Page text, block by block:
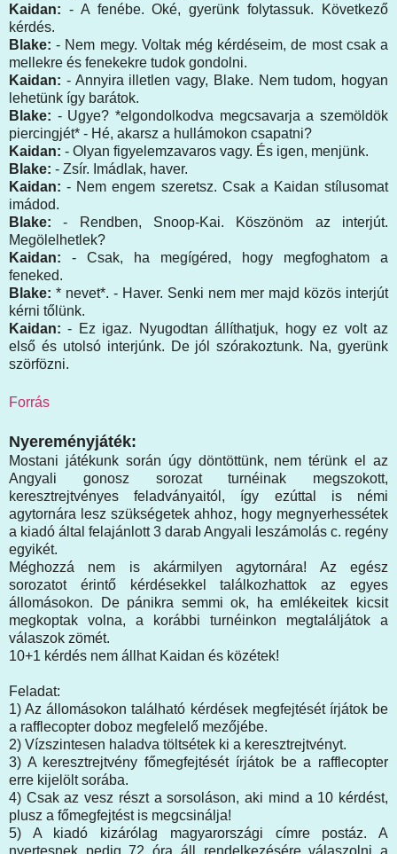
Kaidan: - A fenébe. Oké, gyerünk folytassuk. Következő
kérdés.
Blake: - Nem megy. Voltak még kérdéseim, de most csak a
mellekre és fenekekre tudok gondolni.
Kaidan: - Annyira illetlen vagy, Blake. Nem tudom, hogyan
lehetünk így barátok.
Blake: - Ugye? *elgondolkodva megcsavarja a szemöldök
piercingjét* - Hé, akarsz a hullámokon csapatni?
Kaidan: - Olyan figyelemzavaros vagy. És igen, menjünk.
Blake: - Zsír. Imádlak, haver.
Kaidan: - Nem engem szeretsz. Csak a Kaidan stílusomat
imádod.
Blake:- Rendben, Snoop-Kai. Köszönöm az interjút.
Megölelhetlek?
Kaidan: - Csak, ha megígéred, hogy megfoghatom a
feneked.
Blake: * nevet*. - Haver. Senki nem mer majd közös interjút
kérni tőlünk.
Kaidan: - Ez igaz. Nyugodtan állíthatjuk, hogy ez volt az
első és utolsó interjúnk. De jól szórakoztunk. Na, gyerünk
szörfözni.
Forrás
Nyereményjáték:
Mostani játékunk során úgy döntöttünk, nem térünk el az
Angyali gonosz sorozat turnéinak megszokott,
keresztrejtvényes feladványaitól, így ezúttal is némi
agytornára lesz szükségetek ahhoz, hogy megnyerhessétek
a kiadó által felajánlott 3 darab Angyali leszámolás c. regény
egyikét.
Méghozzá nem is akármilyen agytornára! Az egész
sorozatot érintő kérdésekkel találkozhattok az egyes
állomásokon. De pánikra semmi ok, ha emlékeitek kicsit
megkoptak volna, a korábbi turnéinkon megtaláljátok a
válaszok zömét.
10+1 kérdés nem állhat Kaidan és közétek!
Feladat:
1) Az állomásokon található kérdések megfejtését írjátok be
a rafflecopter doboz megfelelő mezőjébe.
2) Vízszintesen haladva töltsétek ki a keresztrejtvényt.
3) A keresztrejtvény főmegfejtését írjátok be a rafflecopter
erre kijelölt sorába.
4) Csak az vesz részt a sorsoláson, aki mind a 10 kérdést,
plusz a főmegfejtést is megcsinálja!
5) A kiadó kizárólag magyarországi címre postáz. A
nyertesnek pedig 72 óra áll rendelkezésére válaszolni a